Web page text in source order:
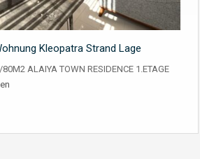
Kleopatra Strand Lage
ALAIYA TOWN RESIDENCE 1.ETAGE